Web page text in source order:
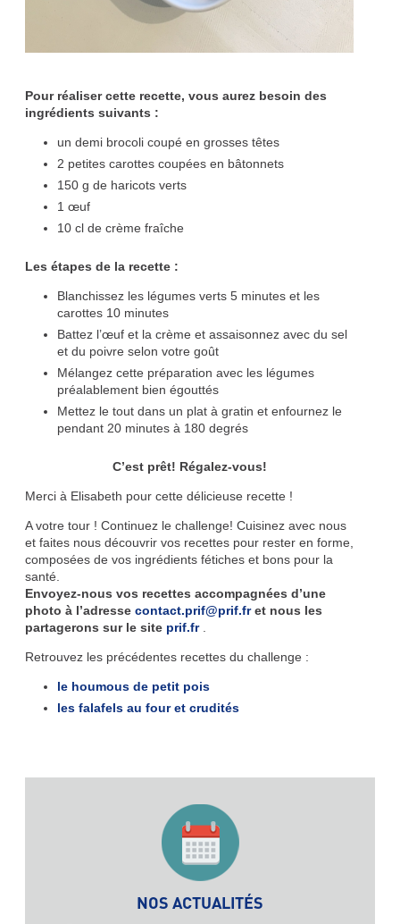
Pour réaliser cette recette, vous aurez besoin des
ingrédients suivants :
un demi brocoli coupé en grosses têtes
2 petites carottes coupées en bâtonnets
150 g de haricots verts
1 œuf
10 cl de crème fraîche
Les étapes de la recette :
Blanchissez les légumes verts 5 minutes et les
carottes 10 minutes
Battez l’œuf et la crème et assaisonnez avec du sel
et du poivre selon votre goût
Mélangez cette préparation avec les légumes
préalablement bien égouttés
Mettez le tout dans un plat à gratin et enfournez le
pendant 20 minutes à 180 degrés
C’est prêt! Régalez-vous!
Merci à Elisabeth pour cette délicieuse recette !
A votre tour ! Continuez le challenge! Cuisinez avec nous
et faites nous découvrir vos recettes pour rester en forme,
composées de vos ingrédients fétiches et bons pour la
santé.
Envoyez-nous vos recettes accompagnées d’une
photo à l’adresse contact.prif@prif.fr et nous les
partagerons sur le site prif.fr
Retrouvez les précédentes recettes du challenge :
le houmous de petit pois
les falafels au four et crudités
NOS ACTUALITÉS